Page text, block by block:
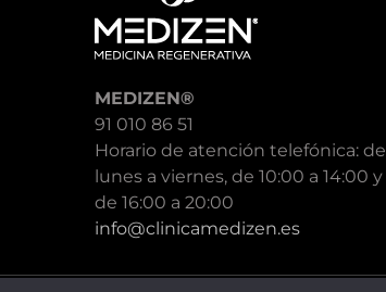
MEDIZEN®
91 010 86 51
Horario de atención telefónica: de
lunes a viernes, de 10:00 a 14:00 y
de 16:00 a 20:00
info@clinicamedizen.es